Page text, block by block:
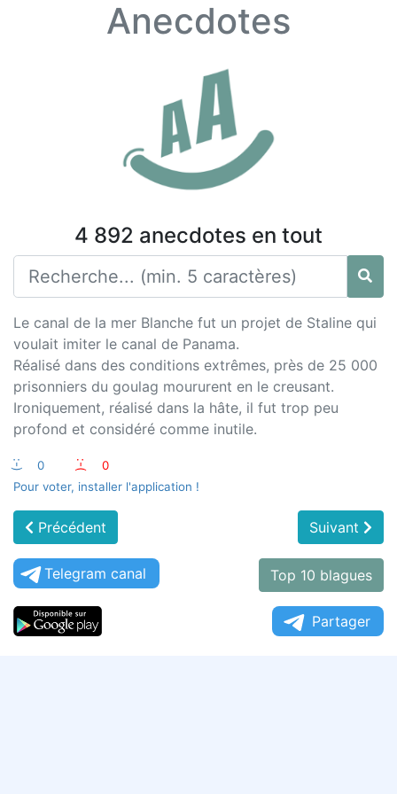
Anecdotes
4 892 anecdotes en tout
Le canal de la mer Blanche fut un projet de Staline qui
voulait imiter le canal de Panama.
Réalisé dans des conditions extrêmes, près de 25 000
prisonniers du goulag moururent en le creusant.
Ironiquement, réalisé dans la hâte, il fut trop peu
profond et considéré comme inutile.
:-) 0 :-(
0
Pour voter, installer l'application !
Précédent Suivant
Telegram canal Top 10 blagues
Partager